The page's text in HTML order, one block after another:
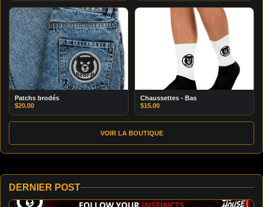
Patchs brodés
$20.00
Chaussettes - Bas
$15.00
VOIR LA BOUTIQUE
DERNIER POST